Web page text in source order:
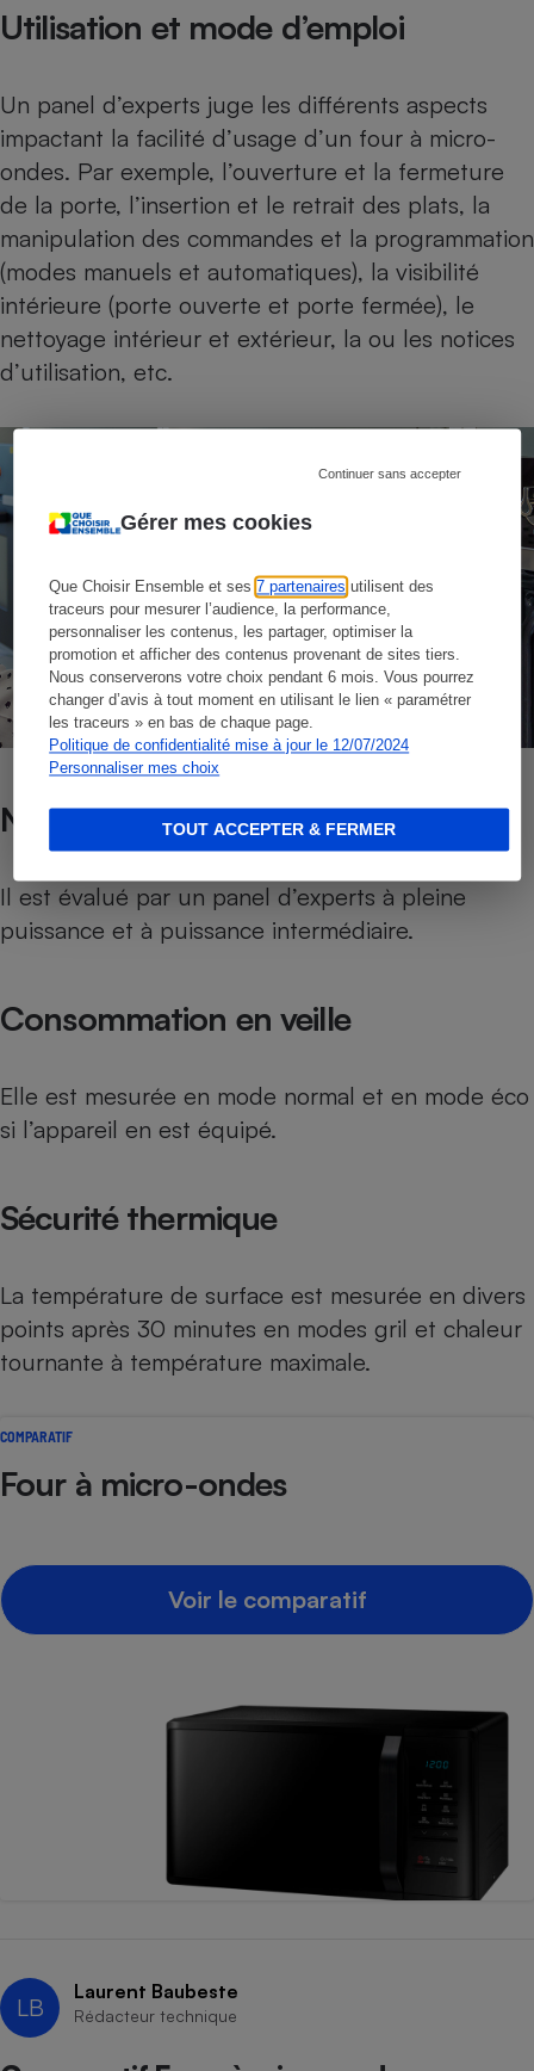
Gérer mes cookies
Que Choisir Ensemble et ses7 partenaires utilisent des
traceurs pour mesurer l’audience, la performance,
personnaliser les contenus, les partager, optimiser la
promotion et afficher des contenus provenant de sites tiers.
Nous conserverons votre choix pendant 6 mois. Vous pourrez
changer d’avis à tout moment en utilisant le lien « paramétrer
les traceurs » en bas de chaque page.
Politique de confidentialité mise à jour le 12/07/2024
Personnaliser mes choix
Continuer sans accepter
TOUT ACCEPTER & FERMER
Utilisation et mode d’emploi
Un panel d’experts juge les différents aspects
impactant la facilité d’usage d’un four à micro-
ondes. Par exemple, l’ouverture et la fermeture
de la porte, l’insertion et le retrait des plats, la
manipulation des commandes et la programmation
(modes manuels et automatiques), la visibilité
intérieure (porte ouverte et porte fermée), le
nettoyage intérieur et extérieur, la ou les notices
d’utilisation, etc.
Niveau sonore
Il est évalué par un panel d’experts à pleine
puissance et à puissance intermédiaire.
Consommation en veille
Elle est mesurée en mode normal et en mode éco
si l’appareil en est équipé.
Sécurité thermique
La température de surface est mesurée en divers
points après 30 minutes en modes gril et chaleur
tournante à température maximale.
COMPARATIF
Four à micro-ondes
Voir le comparatif
LB
Laurent Baubeste
Rédacteur technique